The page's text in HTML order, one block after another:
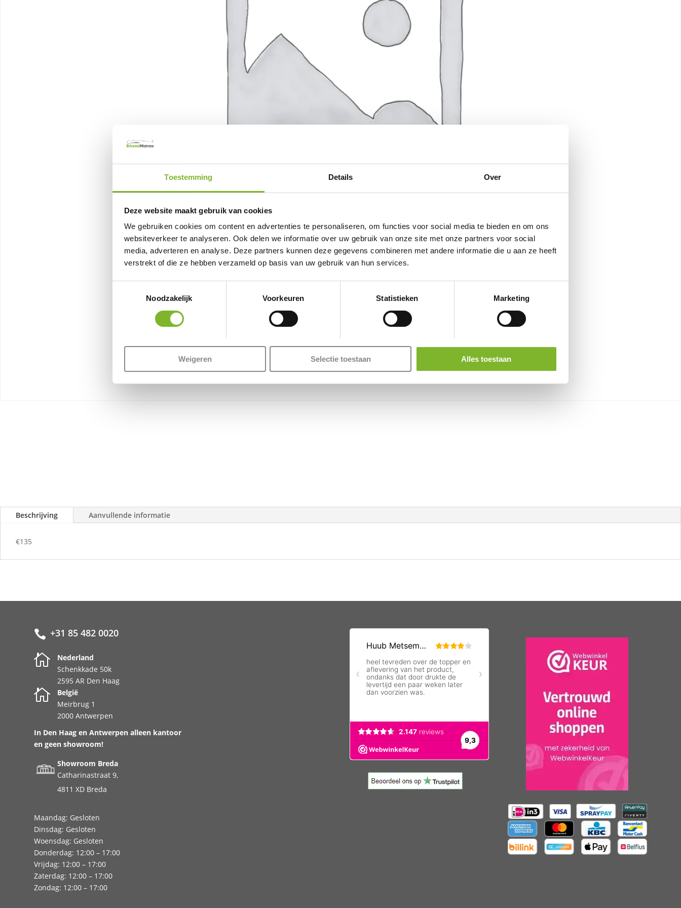
Toestemming Details Over
Deze website maakt gebruik van cookies
We gebruiken cookies om content en advertenties te personaliseren, om functies voor social media te bieden en om ons
websiteverkeer te analyseren. Ook delen we informatie over uw gebruik van onze site met onze partners voor social
media, adverteren en analyse. Deze partners kunnen deze gegevens combineren met andere informatie die u aan ze heeft
verstrekt of die ze hebben verzameld op basis van uw gebruik van hun services.
Noodzakelijk
Voorkeuren Statistieken Marketing
Weigeren Selectie toestaan Alles toestaan
Beschrijving Aanvullende informatie
€135
 +31 85 482 0020

Nederland
Schenkkade 50k
2595 AR Den Haag

België
Meirbrug 1
2000 Antwerpen
In Den Haag en Antwerpen alleen kantoor
en geen showroom!
Showroom Breda
Catharinastraat 9,
4811 XD Breda
Maandag: Gesloten
Dinsdag: Gesloten
Woensdag: Gesloten
Donderdag: 12:00 – 17:00
Vrijdag: 12:00 – 17:00
Zaterdag: 12:00 – 17:00
Zondag: 12:00 – 17:00